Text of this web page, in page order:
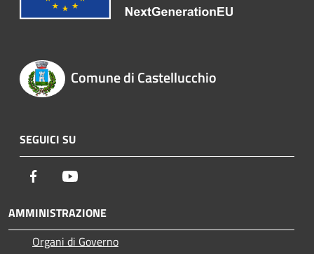
Comune di Castellucchio
SEGUICI SU
Facebook
AMMINISTRAZIONE
Organi di Governo